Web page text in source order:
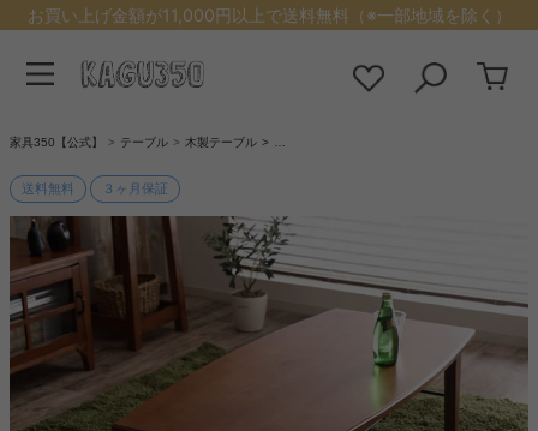
お買い上げ金額が11,000円以上で送料無料（※一部地域を除く）
家具350【公式】 テーブル 木製テーブル
送料無料 ３ヶ月保証